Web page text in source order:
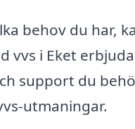
behov du har,
vvs i Eket
support du
utmaningar.